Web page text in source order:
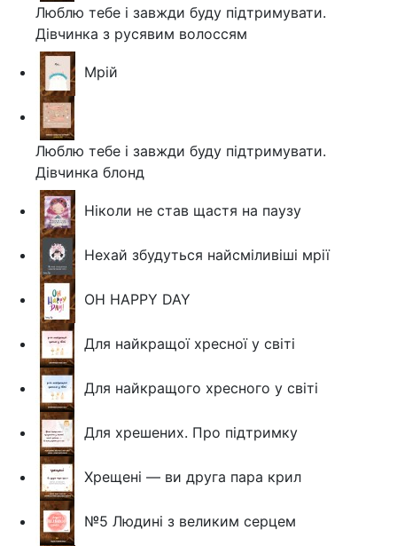
Люблю тебе і завжди буду підтримувати.
Дівчинка з русявим волоссям
Мрій
Люблю тебе і завжди буду підтримувати.
Дівчинка блонд
Ніколи не став щастя на паузу
Нехай збудуться найсміливіші мрії
OH HAPPY DAY
Для найкращої хресної у світі
Для найкращого хресного у світі
Для хрешених. Про підтримку
Хрещені — ви друга пара крил
№5 Людині з великим серцем